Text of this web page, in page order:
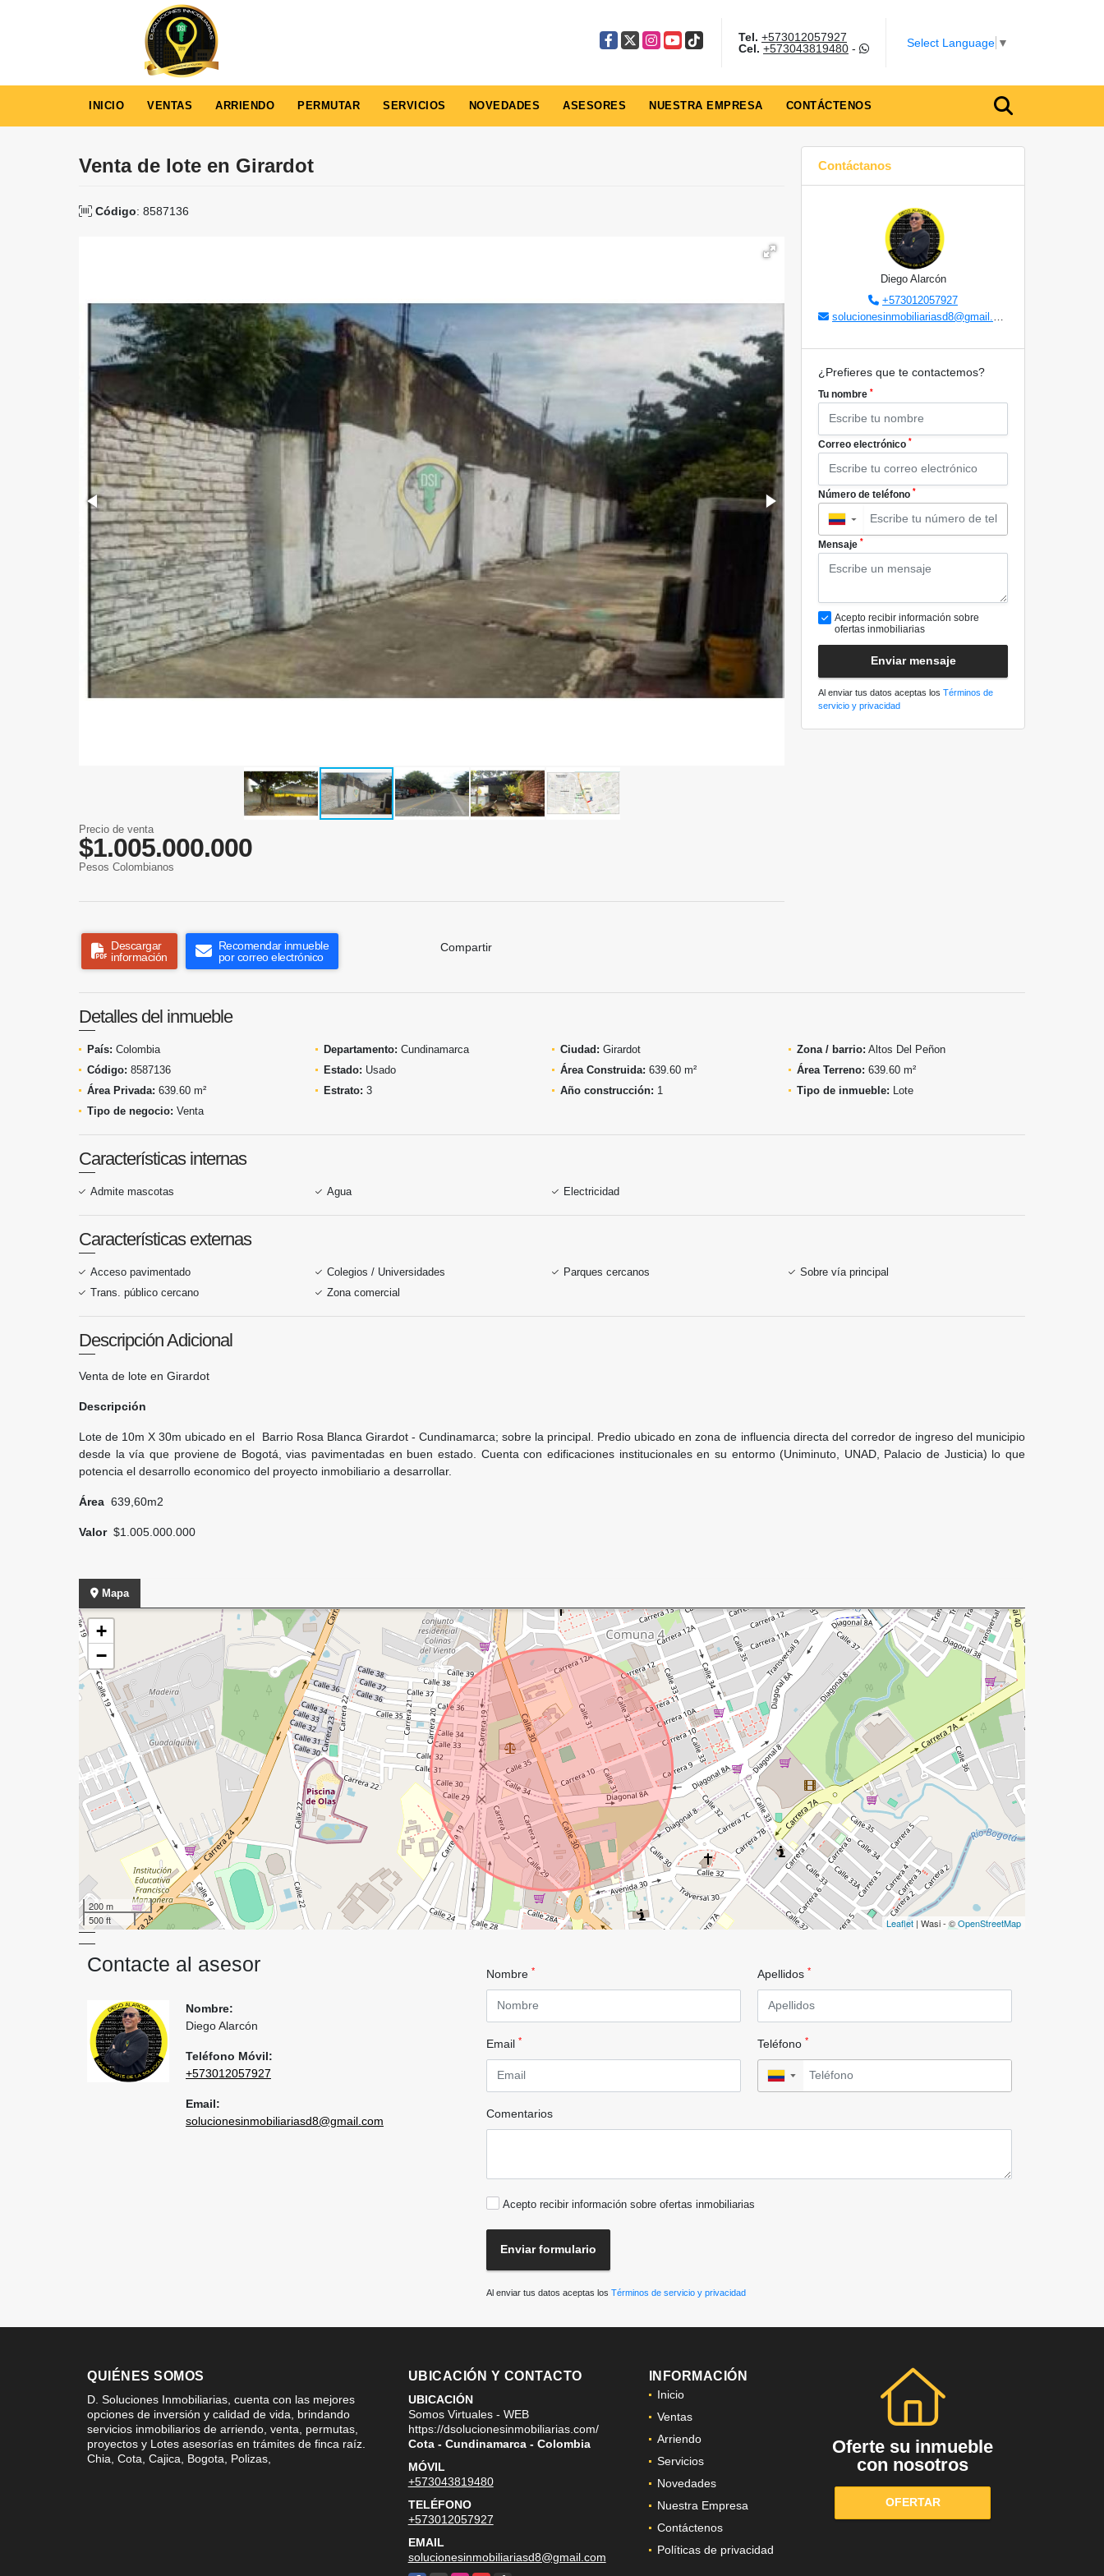
Facebook
X Instagram
YouTube
TikTok Tel. +573012057927
Cel. +573043819480- Select Language ▼
INICIO VENTAS ARRIENDO PERMUTAR SERVICIOS NOVEDADES ASESORES NUESTRA EMPRESA CONTÁCTENOS
Venta de lote en Girardot
Código: 8587136
Precio de venta
$1.005.000.000
Pesos Colombianos
Descargar
información
Recomendar inmueble
por correo electrónico
Compartir
Contáctanos
Diego Alarcón
+573012057927
solucionesinmobiliariasd8@gmail.com
¿Prefieres que te contactemos?
Tu nombre *
Correo electrónico *
Número de teléfono *
▼
Mensaje *
Acepto recibir información sobre
ofertas inmobiliarias
Enviar mensaje
Al enviar tus datos aceptas los Términos de
servicio y privacidad
Detalles del inmueble
País: Colombia Departamento: Cundinamarca Ciudad: Girardot Zona / barrio: Altos Del Peñon
Código: 8587136 Estado: Usado Área Construida: 639.60 m² Área Terreno: 639.60 m²
Área Privada: 639.60 m² Estrato: 3 Año construcción: 1 Tipo de inmueble: Lote
Tipo de negocio: Venta
Características internas
Admite mascotas Agua Electricidad
Características externas
Acceso pavimentado Colegios / Universidades Parques cercanos
Sobre vía principal
Trans. público cercano
Zona comercial
Descripción Adicional
Venta de lote en Girardot
Descripción
Lote de 10m X 30m ubicado en el Barrio Rosa Blanca Girardot - Cundinamarca; sobre la principal. Predio ubicado en zona de influencia directa del corredor de ingreso del municipio
desde la vía que proviene de Bogotá, vias pavimentadas en buen estado. Cuenta con edificaciones institucionales en su entormo (Uniminuto, UNAD, Palacio de Justicia) lo que
potencia el desarrollo economico del proyecto inmobiliario a desarrollar.
Área 639,60m2
Valor $1.005.000.000
Mapa
+
−
200 m
500 ft
Leaflet | Wasi - ©OpenStreetMap
Contacte al asesor
Nombre:
Diego Alarcón
Teléfono Móvil:
+573012057927
Email:
solucionesinmobiliariasd8@gmail.com
Nombre * Apellidos *
Email * Teléfono *
▼
Comentarios
Acepto recibir información sobre ofertas inmobiliarias
Enviar formulario
Al enviar tus datos aceptas los Términos de servicio y privacidad
QUIÉNES SOMOS
D. Soluciones Inmobiliarias, cuenta con las mejores
opciones de inversión y calidad de vida, brindando
servicios inmobiliarios de arriendo, venta, permutas,
proyectos y Lotes asesorías en trámites de finca raíz.
Chia, Cota, Cajica, Bogota, Polizas,
UBICACIÓN Y CONTACTO
UBICACIÓN
Somos Virtuales - WEB
https://dsolucionesinmobiliarias.com/
Cota - Cundinamarca - Colombia
MÓVIL
+573043819480
TELÉFONO
+573012057927
EMAIL
solucionesinmobiliariasd8@gmail.com
INFORMACIÓN
Inicio
Ventas
Arriendo
Servicios
Novedades
Nuestra Empresa
Contáctenos
Políticas de privacidad
Oferte su inmueble
con nosotros
OFERTAR